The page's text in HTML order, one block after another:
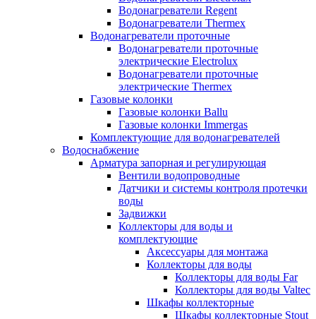
Водонагреватели Regent
Водонагреватели Thermex
Водонагреватели проточные
Водонагреватели проточные
электрические Electrolux
Водонагреватели проточные
электрические Thermex
Газовые колонки
Газовые колонки Ballu
Газовые колонки Immergas
Комплектующие для водонагревателей
Водоснабжение
Арматура запорная и регулирующая
Вентили водопроводные
Датчики и системы контроля протечки
воды
Задвижки
Коллекторы для воды и
комплектующие
Аксессуары для монтажа
Коллекторы для воды
Коллекторы для воды Far
Коллекторы для воды Valtec
Шкафы коллекторные
Шкафы коллекторные Stout